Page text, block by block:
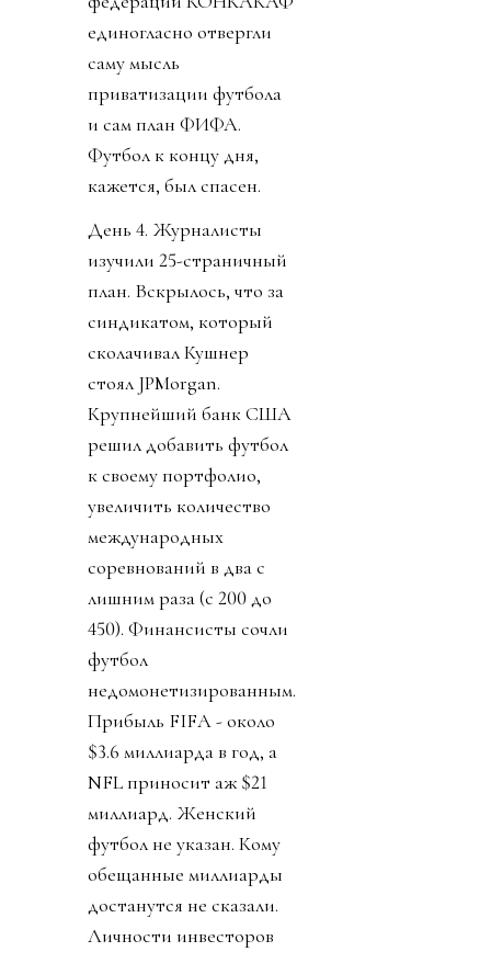
единогласно отвергли
саму мысль
приватизации футбола
и сам план ФИФА.
Футбол к концу дня,
кажется, был спасен.
День 4. Журналисты
изучили 25-страничный
план. Вскрылось, что за
синдикатом, который
сколачивал Кушнер
стоял JPMorgan.
Крупнейший банк США
решил добавить футбол
к своему портфолио,
увеличить количество
международных
соревнований в два с
лишним раза (с 200 до
450). Финансисты сочли
футбол
недомонетизированным.
Прибыль FIFA - около
$3.6 миллиарда в год, а
NFL приносит аж $21
миллиард. Женский
футбол не указан. Кому
обещанные миллиарды
достанутся не сказали.
Личности инвесторов